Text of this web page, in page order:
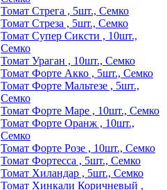
Томат Стрега , 5шт., Семко
Томат Стреза , 5шт., Семко
Томат Супер Сиксти , 10шт.,
Семко
Томат Ураган , 10шт., Семко
Томат Форте Акко , 5шт., Семко
Томат Форте Мальтезе , 5шт.,
Семко
Томат Форте Маре , 10шт., Семко
Томат Форте Оранж , 10шт.,
Семко
Томат Форте Розе , 10шт., Семко
Томат Фортесса , 5шт., Семко
Томат Хиландар , 5шт., Семко
Томат Хинкали Коричневый ,